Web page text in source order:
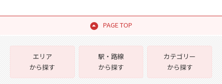
PAGE TOP
エリア
から探す
駅・路線
から探す
カテゴリー
から探す